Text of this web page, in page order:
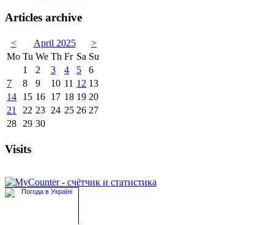
Articles archive
< April 2025
>
Mo Tu We Th Fr Sa Su
1
2 3 4 5
6
7
8 9 10 11 12 13
14
15 16 17 18 19 20
21
22 23 24 25 26 27
28
29 30
Visits